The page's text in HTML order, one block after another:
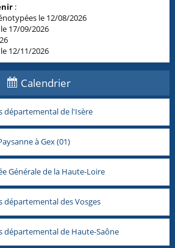
:
le 12/08/2026
17/09/2026
12/11/2026
Calendrier
départemental de l'Isère
à Gex (01)
Générale de la Haute-Loire
départemental des Vosges
départemental de Haute-Saône